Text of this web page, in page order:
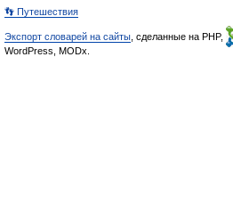
👣 Путешествия
Экспорт словарей на сайты , сделанные на PHP,
WordPress, MODx.